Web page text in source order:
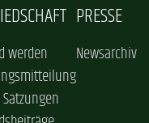
werden
PRESSE
Newsarchiv